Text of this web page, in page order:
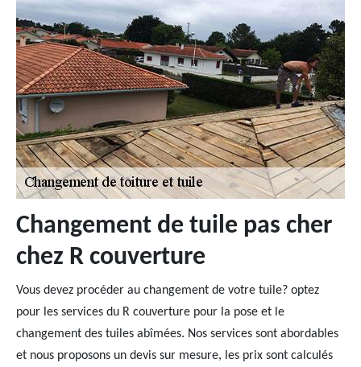
Changement de tuile pas cher
chez R couverture
Vous devez procéder au changement de votre tuile? optez
pour les services du R couverture pour la pose et le
changement des tuiles abîmées. Nos services sont abordables
et nous proposons un devis sur mesure, les prix sont calculés